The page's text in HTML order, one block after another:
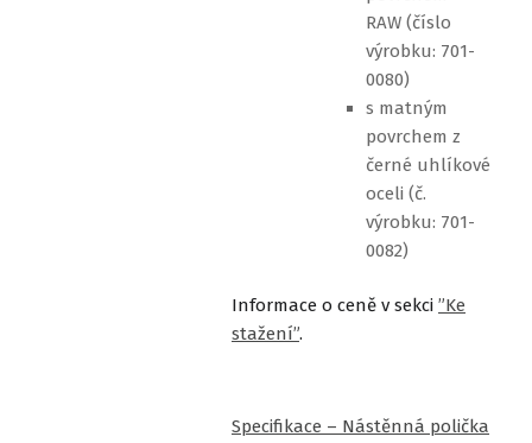
RAW (číslo
výrobku: 701-
0080)
s matným
povrchem z
černé uhlíkové
oceli (č.
výrobku: 701-
0082)
Informace o ceně v sekci ”Ke
stažení”.
Specifikace – Nástěnná polička